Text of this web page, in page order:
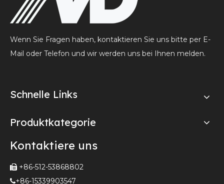
Wenn Sie Fragen haben, kontaktieren Sie uns bitte per E-
Mail oder Telefon und wir werden uns bei Ihnen melden.
Schnelle Links
Produktkategorie
Kontaktiere uns
 +86-512-53868802
+86-15339903547